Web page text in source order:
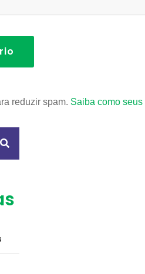
reduzir spam. Saiba como